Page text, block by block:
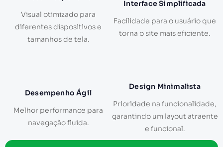
Visual otimizado para
diferentes dispositivos e
tamanhos de tela.
Interface Simplificada
Facilidade para o usuário que
torna o site mais eficiente.
Desempenho Ágil
Melhor performance para
navegação fluida.
Design Minimalista
Prioridade na funcionalidade,
garantindo um layout atraente
e funcional.